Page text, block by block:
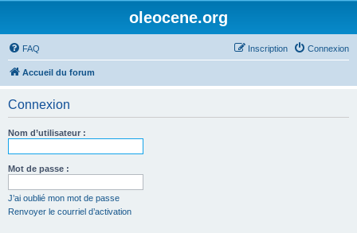
oleocene.org
FAQ Connexion
Inscription
Accueil du forum
Connexion
Nom d’utilisateur :
Mot de passe :
J’ai oublié mon mot de passe
Renvoyer le courriel d’activation